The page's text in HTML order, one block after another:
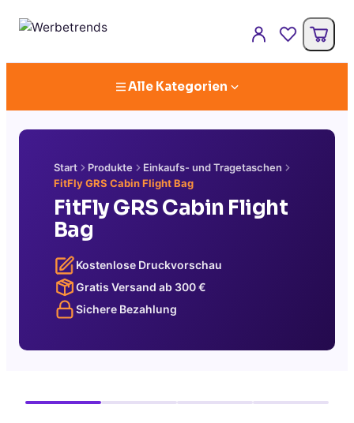
Alle Kategorien
Start Produkte
Einkaufs- und Tragetaschen
FitFly GRS Cabin Flight Bag
FitFly GRS Cabin Flight
Bag
Kostenlose Druckvorschau
Gratis Versand ab 300€
Sichere Bezahlung